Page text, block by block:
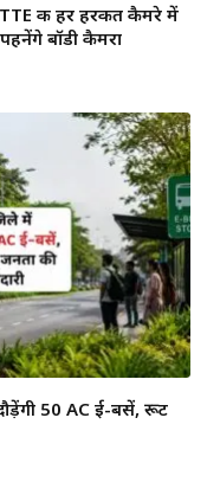
की हर हरकत कैमरे में
बॉडी कैमरा
50 AC ई-बसें, रूट